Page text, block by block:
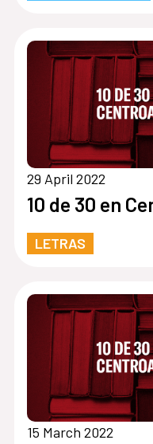
29 April 2022
10 de 30 en
LETRAS
15 March 2022